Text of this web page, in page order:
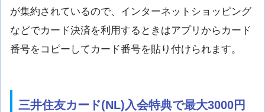
が集約されているので、インターネットショッピング
などでカード決済を利用するときはアプリからカード
番号をコピーしてカード番号を貼り付けられます。
三井住友カード(NL)入会特典で最大3000円